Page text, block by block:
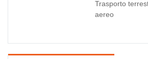
Trasporto
aereo